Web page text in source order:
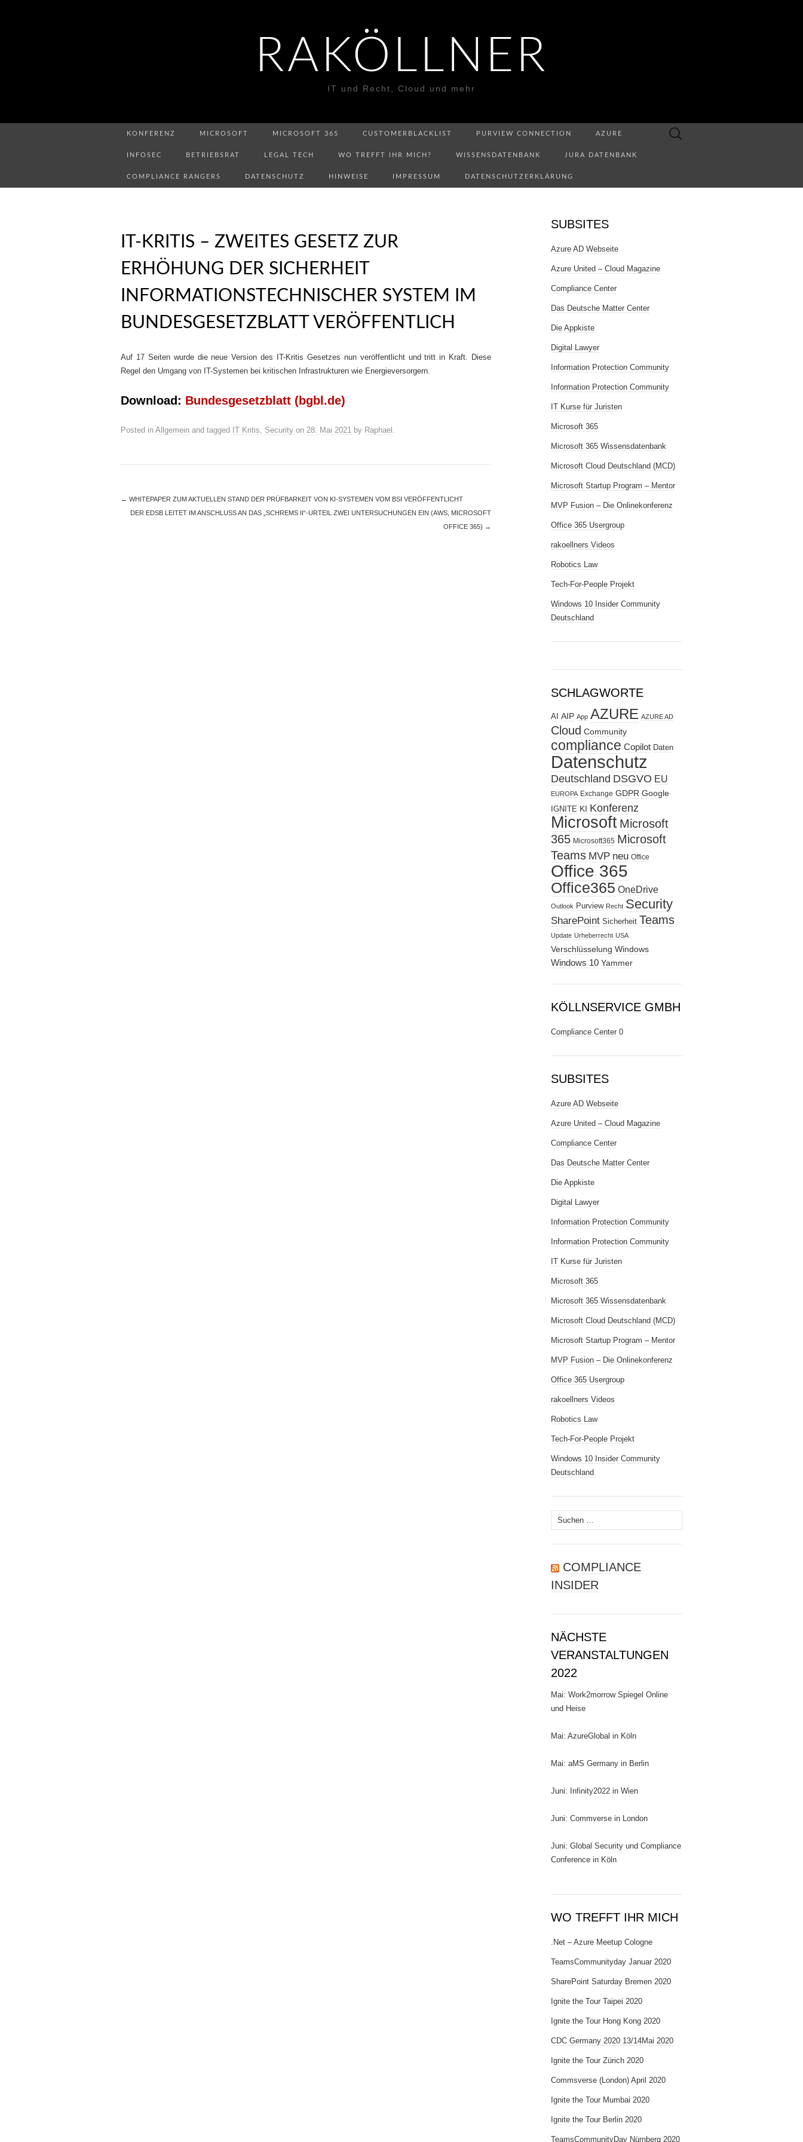
RAKÖLLNER
IT und Recht, Cloud und mehr
KONFERENZ MICROSOFT MICROSOFT 365 CUSTOMERBLACKLIST PURVIEW CONNECTION AZURE
INFOSEC BETRIEBSRAT LEGAL TECH WO TREFFT IHR MICH? WISSENSDATENBANK JURA DATENBANK
COMPLIANCE RANGERS DATENSCHUTZ HINWEISE IMPRESSUM DATENSCHUTZERKLÄRUNG
Suchen
IT-KRITIS – ZWEITES GESETZ ZUR
ERHÖHUNG DER SICHERHEIT
INFORMATIONSTECHNISCHER SYSTEM IM
BUNDESGESETZBLATT VERÖFFENTLICH
Auf 17 Seiten wurde die neue Version des IT-Kritis Gesetzes nun veröffentlicht und tritt in Kraft. Diese
Regel den Umgang von IT-Systemen bei kritischen Infrastrukturen wie Energieversorgern.
Download: Bundesgesetzblatt (bgbl.de)
Posted in Allgemein and tagged IT Kritis, Security on 28. Mai 2021 by Raphael .
← WHITEPAPER ZUM AKTUELLEN STAND DER PRÜFBARKEIT VON KI-SYSTEMEN VOM BSI VERÖFFENTLICHT
DER EDSB LEITET IM ANSCHLUSS AN DAS „SCHREMS II“-URTEIL ZWEI UNTERSUCHUNGEN EIN (AWS, MICROSOFT
OFFICE 365) →
SUBSITES
Azure AD Webseite
Azure United – Cloud Magazine
Compliance Center
Das Deutsche Matter Center
Die Appkiste
Digital Lawyer
Information Protection Community
Information Protection Community
IT Kurse für Juristen
Microsoft 365
Microsoft 365 Wissensdatenbank
Microsoft Cloud Deutschland (MCD)
Microsoft Startup Program – Mentor
MVP Fusion – Die Onlinekonferenz
Office 365 Usergroup
rakoellners Videos
Robotics Law
Tech-For-People Projekt
Windows 10 Insider Community
Deutschland
SCHLAGWORTE
AI AIP App AZURE AZURE AD
Cloud Community
compliance Copilot Daten
Datenschutz
Deutschland DSGVO EU
EUROPA Exchange GDPR Google
IGNITE KI Konferenz
Microsoft Microsoft
365 Microsoft365 Microsoft
Teams MVP neu Office
Office 365
Office365 OneDrive
Outlook Purview Recht Security
SharePoint Sicherheit Teams
Update Urheberrecht USA
Verschlüsselung Windows
Windows 10 Yammer
KÖLLNSERVICE GMBH
Compliance Center 0
SUBSITES
Azure AD Webseite
Azure United – Cloud Magazine
Compliance Center
Das Deutsche Matter Center
Die Appkiste
Digital Lawyer
Information Protection Community
Information Protection Community
IT Kurse für Juristen
Microsoft 365
Microsoft 365 Wissensdatenbank
Microsoft Cloud Deutschland (MCD)
Microsoft Startup Program – Mentor
MVP Fusion – Die Onlinekonferenz
Office 365 Usergroup
rakoellners Videos
Robotics Law
Tech-For-People Projekt
Windows 10 Insider Community
Deutschland
Suchen
nach:
COMPLIANCE
INSIDER
NÄCHSTE
VERANSTALTUNGEN
2022
Mai: Work2morrow Spiegel Online
und Heise
Mai: AzureGlobal in Köln
Mai: aMS Germany in Berlin
Juni: Infinity2022 in Wien
Juni: Commverse in London
Juni: Global Security und Compliance
Conference in Köln
WO TREFFT IHR MICH
.Net – Azure Meetup Cologne
TeamsCommunityday Januar 2020
SharePoint Saturday Bremen 2020
Ignite the Tour Taipei 2020
Ignite the Tour Hong Kong 2020
CDC Germany 2020 13/14Mai 2020
Ignite the Tour Zürich 2020
Commsverse (London) April 2020
Ignite the Tour Mumbai 2020
Ignite the Tour Berlin 2020
TeamsCommunityDay Nürnberg 2020